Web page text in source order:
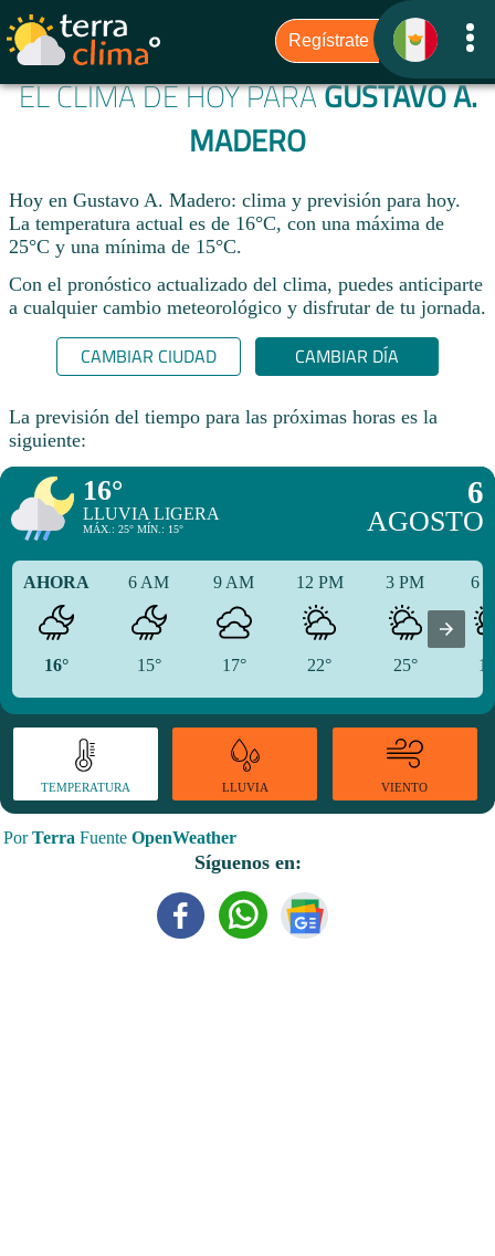
EL CLIMA DE HOY PARAGUSTAVO A.
MADERO
Hoy en Gustavo A. Madero: clima y previsión para hoy.
La temperatura actual es de 16°C, con una máxima de
25°C y una mínima de 15°C.​
Con el pronóstico actualizado del clima, puedes anticiparte
a cualquier cambio meteorológico y disfrutar de tu jornada.​
CAMBIAR CIUDAD CAMBIAR DÍA
La previsión del tiempo para las próximas horas es la
siguiente:
16°
LLUVIA LIGERA
MÁX.: 25° MÍN.: 15°
6
AGOSTO
AHORA
16°
6 AM
15°
9 AM
17°
12 PM
22°
3 PM
25°
6
TEMPERATURA LLUVIA VIENTO
PorTerra Fuente OpenWeather
Síguenos en: